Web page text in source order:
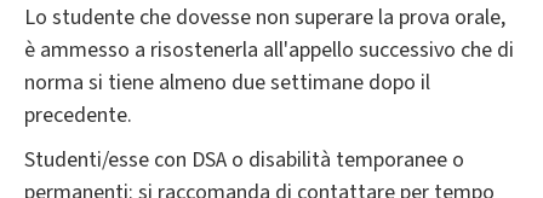
Lo studente che dovesse non superare la prova orale,
è ammesso a risostenerla all'appello successivo che di
norma si tiene almeno due settimane dopo il
precedente.
Studenti/esse con DSA o disabilità temporanee o